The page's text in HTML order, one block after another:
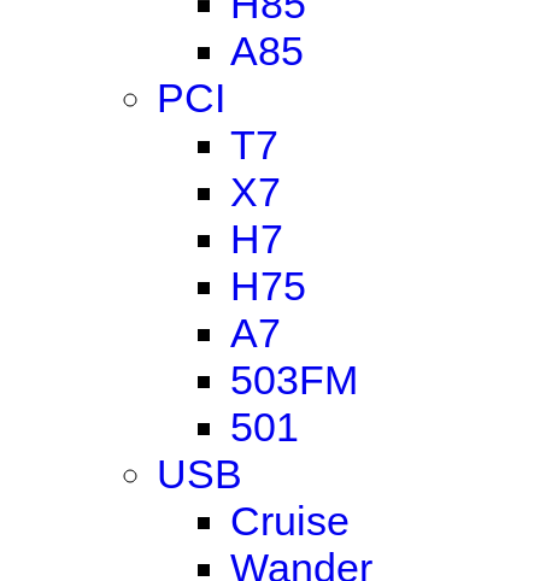
A85
PCI
T7
X7
H7
H75
A7
503FM
501
USB
Cruise
Wander